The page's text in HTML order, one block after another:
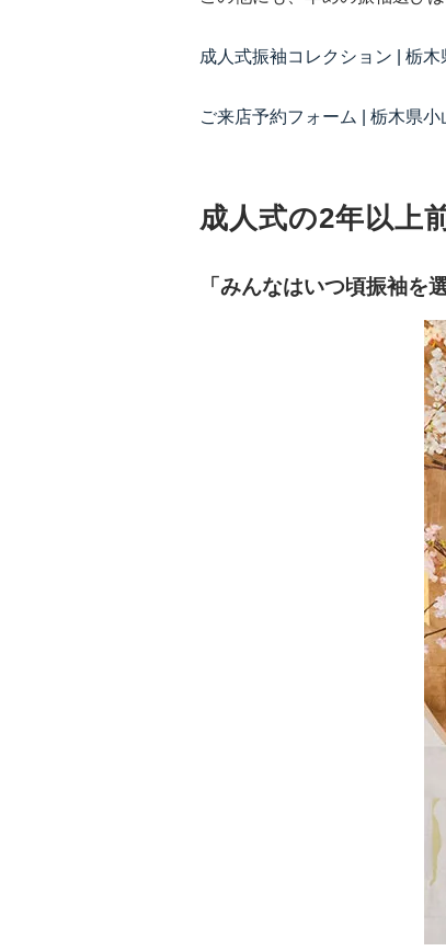
成人式振袖コレクション | 栃
ご来店予約フォーム | 栃木県
成人式の2年以上
「みんなはいつ頃振袖を